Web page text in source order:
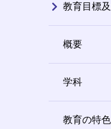
教育目標
概要
学科
教育の特色